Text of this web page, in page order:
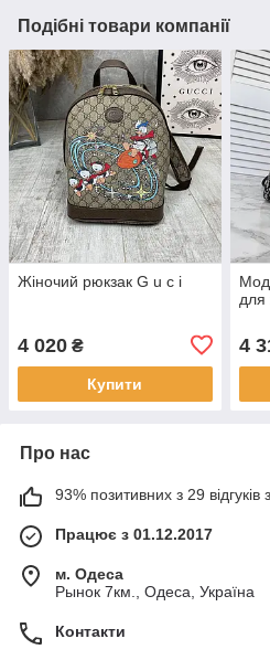
Подібні товари компанії
Жіночий рюкзак G u c i
4 020 ₴
Купити
для
4
Про нас
93% позитивних з 29 відгуків
Працює з 01.12.2017
м. Одеса
Рынок 7км., Одеса, Україна
Контакти